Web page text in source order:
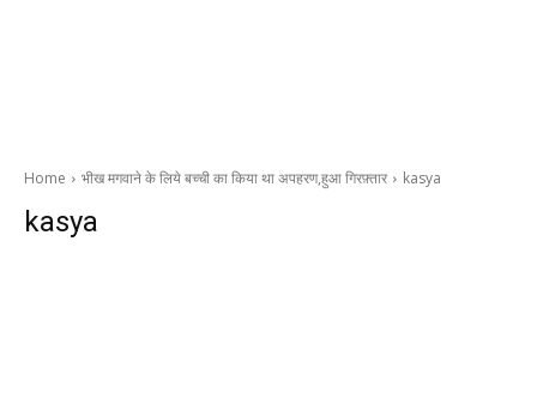
Home भीख मगवाने के लिये बच्ची का किया था अपहरण,हुआ गिरफ़्तार kasya
kasya